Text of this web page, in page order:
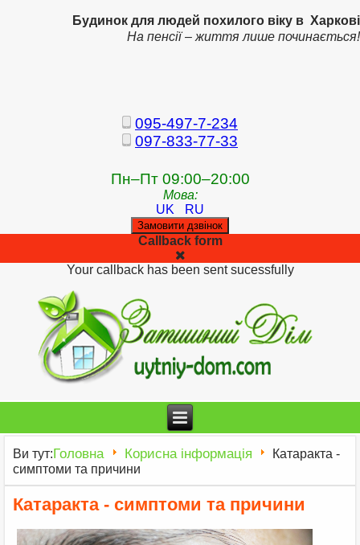
Будинок для людей похилого віку в Харкові
На пенсії – життя лише починається!
095-497-7-234
097-833-77-33
Пн–Пт 09:00–20:00
Мова:
UK
RU
Замовити дзвінок
Callback form
Your callback has been sent sucessfully
Ви тут:Головна Корисна інформація
Катаракта -
симптоми та причини
Катаракта - симптоми та причини